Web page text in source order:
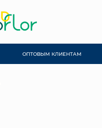
ОПТОВЫМ КЛИЕНТАМ